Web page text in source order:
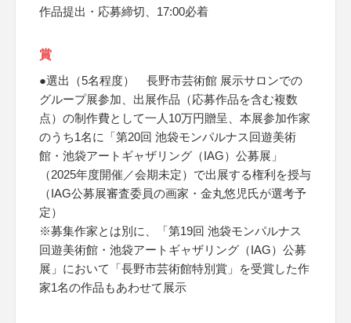
作品提出・応募締切、17:00必着
賞
●選出（5名程度） 長野市芸術館 展示サロンでの
グループ展参加、出展作品（応募作品を含む複数
点）の制作費として一人10万円贈呈、本展参加作家
のうち1名に「第20回 池袋モンパルナス回遊美術
館・池袋アートギャザリング（IAG）公募展」
（2025年度開催／会期未定）で出展する権利を授与
（IAG公募展審査委員の画家・金丸悠児氏が選考予
定）
※募集作家とは別に、「第19回 池袋モンパルナス
回遊美術館・池袋アートギャザリング（IAG）公募
展」において「長野市芸術館特別賞」を受賞した作
家1名の作品もあわせて展示